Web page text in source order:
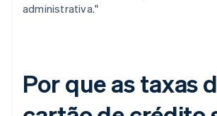
administrativa."
Por que as taxas